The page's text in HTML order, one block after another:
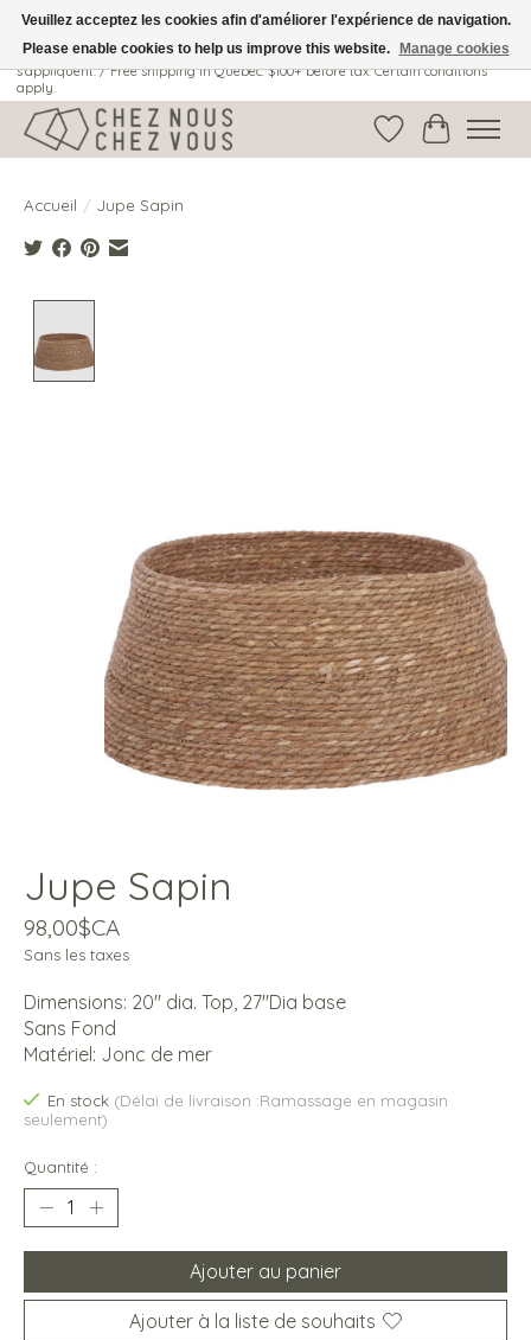
Livraison gratuite au Québec: 100$ + avant taxes. Certaines conditions
s'appliquent. / Free shipping in Quebec: $100+ before tax. Certain conditions
apply.
Liste dePanier
Accueil / Jupe Sapin
Jupe Sapin
98,00$CA
Sans les taxes
Dimensions: 20'' dia. Top, 27''Dia base
Sans Fond
Matériel: Jonc de mer
En stock (Délai de livraison :Ramassage en magasin
seulement)
Quantité :
Ajouter au panier
Ajouter à la liste de souhaits
Veuillez acceptez les cookies afin d'améliorer l'expérience de navigation.
Please enable cookies to help us improve this website.
Manage cookies